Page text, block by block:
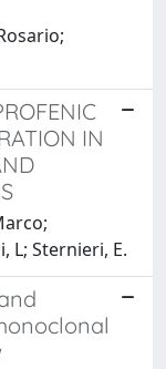
IN
L; Sternieri, E.